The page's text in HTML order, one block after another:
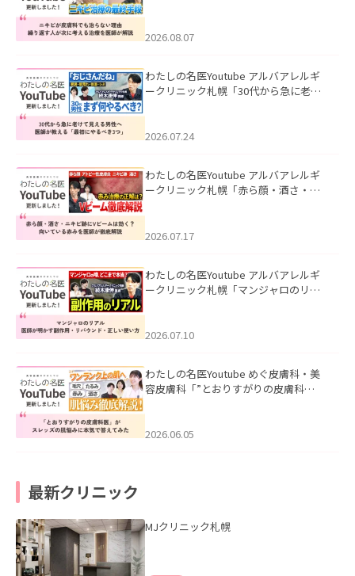
ました。
2026.08.07
わたしの名医Youtube アルバアレルギ
ークリニック札幌「30代から急に老け
た。
2026.07.24
わたしの名医Youtube アルバアレルギ
ークリニック札幌「赤ら顔・酒さ・ニ
した。
2026.07.17
わたしの名医Youtube アルバアレルギ
ークリニック札幌「マンジャロのリア
た。
2026.07.10
わたしの名医Youtube めぐ皮膚科・美
容皮膚科「”とおりすがりの皮膚科
2026.06.05
最新クリニック
MJクリニック札幌